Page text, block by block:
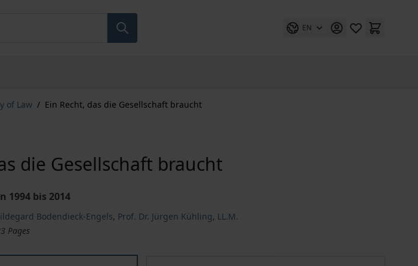
EN
of Law / Ein Recht, das die Gesellschaft braucht
die Gesellschaft braucht
1994 bis 2014
Bodendieck-Engels, Prof. Dr. Jürgen Kühling, LL.M.
Pages